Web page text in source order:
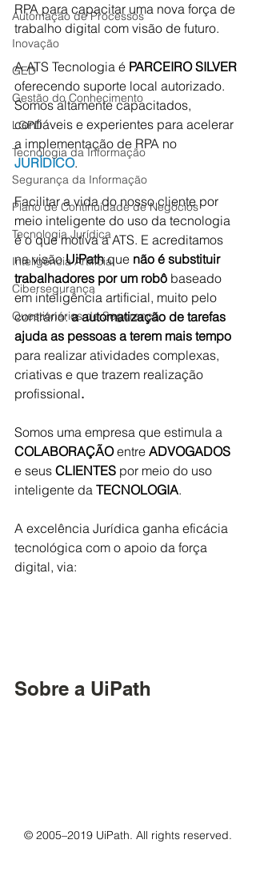
Automação de Processos
Inovação
GED
Gestão do Conhecimento
LGPD
Tecnologia da Informação
Segurança da Informação
Plano de Continuidade de Negócios
Tecnologia Jurídica
Inteligência Artificial
Cibersegurança
Questionários de Segurança
RPA para capacitar uma nova força de
trabalho digital com visão de futuro.
A ATS Tecnologia é PARCEIRO SILVER
oferecendo suporte local autorizado.
Somos altamente capacitados,
confiáveis e experientes para acelerar
a implementação de RPA no
JURÍDICO.
Facilitar a vida do nosso cliente por
meio inteligente do uso da tecnologia
é o que motiva a ATS. E acreditamos
na visão UiPath que não é substituir
trabalhadores por um robô baseado
em inteligência artificial, muito pelo
contrário: a automatização de tarefas
ajuda as pessoas a terem mais tempo
para realizar atividades complexas,
criativas e que trazem realização
profissional.
Somos uma empresa que estimula a
COLABORAÇÃO entre ADVOGADOS
e seus CLIENTES por meio do uso
inteligente da TECNOLOGIA.
A excelência Jurídica ganha eficácia
tecnológica com o apoio da força
digital, via:
Sobre a UiPath
© 2005–2019 UiPath. All rights reserved.